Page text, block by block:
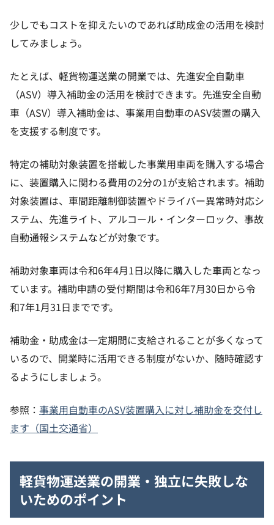
少しでもコストを抑えたいのであれば助成金の活用を検討
してみましょう。
たとえば、軽貨物運送業の開業では、先進安全自動車
（ASV）導入補助金の活用を検討できます。先進安全自動
車（ASV）導入補助金は、事業用自動車のASV装置の購入
を支援する制度です。
特定の補助対象装置を搭載した事業用車両を購入する場合
に、装置購入に関わる費用の2分の1が支給されます。補助
対象装置は、車間距離制御装置やドライバー異常時対応シ
ステム、先進ライト、アルコール・インターロック、事故
自動通報システムなどが対象です。
補助対象車両は令和6年4月1日以降に購入した車両となっ
ています。補助申請の受付期間は令和6年7月30日から令
和7年1月31日までです。
補助金・助成金は一定期間に支給されることが多くなって
いるので、開業時に活用できる制度がないか、随時確認す
るようにしましょう。
参照： 事業用自動車のASV装置購入に対し補助金を交付し
ます（国土交通省）
軽貨物運送業の開業・独立に失敗しな
いためのポイント